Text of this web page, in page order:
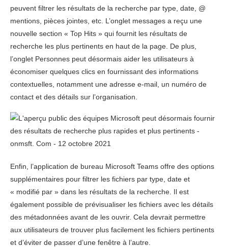
peuvent filtrer les résultats de la recherche par type, date, @
mentions, pièces jointes, etc. L’onglet messages a reçu une
nouvelle section « Top Hits » qui fournit les résultats de
recherche les plus pertinents en haut de la page. De plus,
l’onglet Personnes peut désormais aider les utilisateurs à
économiser quelques clics en fournissant des informations
contextuelles, notamment une adresse e-mail, un numéro de
contact et des détails sur l’organisation.
Enfin, l’application de bureau Microsoft Teams offre des options
supplémentaires pour filtrer les fichiers par type, date et
« modifié par » dans les résultats de la recherche. Il est
également possible de prévisualiser les fichiers avec les détails
des métadonnées avant de les ouvrir. Cela devrait permettre
aux utilisateurs de trouver plus facilement les fichiers pertinents
et d’éviter de passer d’une fenêtre à l’autre.